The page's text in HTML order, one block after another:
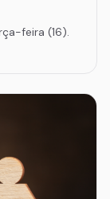
feira (16).